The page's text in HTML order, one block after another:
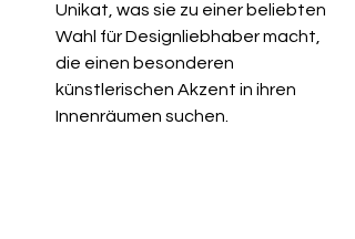
Unikat, was sie zu einer beliebten
Wahl für Designliebhaber macht,
die einen besonderen
künstlerischen Akzent in ihren
Innenräumen suchen.